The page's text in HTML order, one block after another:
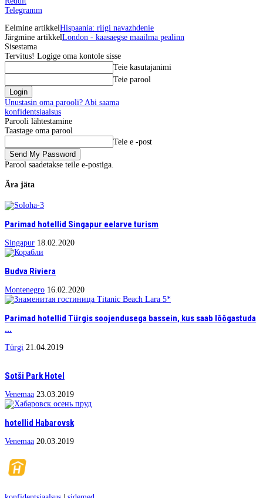
Telegramm
Eelmine artikkelHispaania: riigi navazhdenie
Järgmine artikkelLondon - kaasaegse maailma pealinn
Sisestama
Tervitus! Logige oma kontole sisse
Teie kasutajanimi
Teie parool
Unustasin oma parooli? Abi saama
konfidentsiaalsus
Parooli lähtestamine
Taastage oma parool
Teie e -post
Parool saadetakse teile e-postiga.
Ära jäta
Parimad hotellid Singapur eelarve turism
Singapur 18.02.2020
Budva Riviera
Montenegro 16.02.2020
Parimad hotellid Türgis soojendusega bassein, kus saab lõõgastuda
...
Türgi 21.04.2019
Sotši Park Hotel
Venemaa 23.03.2019
hotellid Habarovsk
Venemaa 20.03.2019